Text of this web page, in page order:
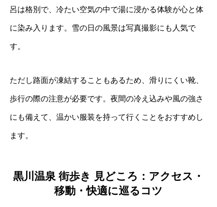
呂は格別で、冷たい空気の中で湯に浸かる体験が心と体
に染み入ります。雪の日の風景は写真撮影にも人気で
す。
ただし路面が凍結することもあるため、滑りにくい靴、
歩行の際の注意が必要です。夜間の冷え込みや風の強さ
にも備えて、温かい服装を持って行くことをおすすめし
ます。
黒川温泉 街歩き 見どころ：アクセス・
移動・快適に巡るコツ